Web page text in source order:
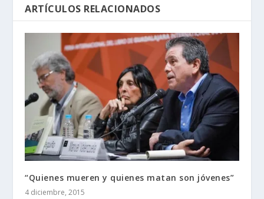
ARTÍCULOS RELACIONADOS
“Quienes mueren y quienes matan son jóvenes”
4 diciembre, 2015